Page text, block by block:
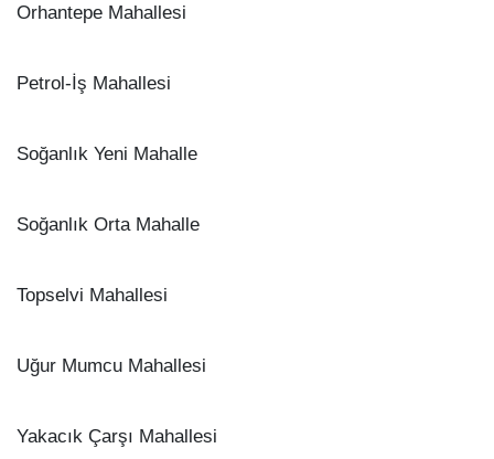
Orhantepe Mahallesi
Petrol-İş Mahallesi
Soğanlık Yeni Mahalle
Soğanlık Orta Mahalle
Topselvi Mahallesi
Uğur Mumcu Mahallesi
Yakacık Çarşı Mahallesi